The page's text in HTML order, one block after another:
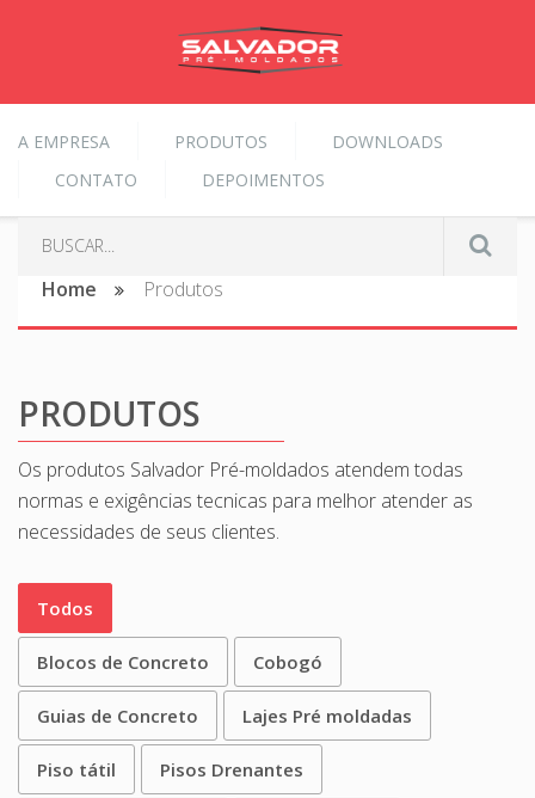
A EMPRESA PRODUTOS
DOWNLOADS
CONTATO
DEPOIMENTOS
Home Produtos
PRODUTOS
Os produtos Salvador Pré-moldados atendem todas
normas e exigências tecnicas para melhor atender as
necessidades de seus clientes.
Todos
Blocos de Concreto Cobogó
Guias de Concreto Lajes Pré moldadas
Piso tátil Pisos Drenantes